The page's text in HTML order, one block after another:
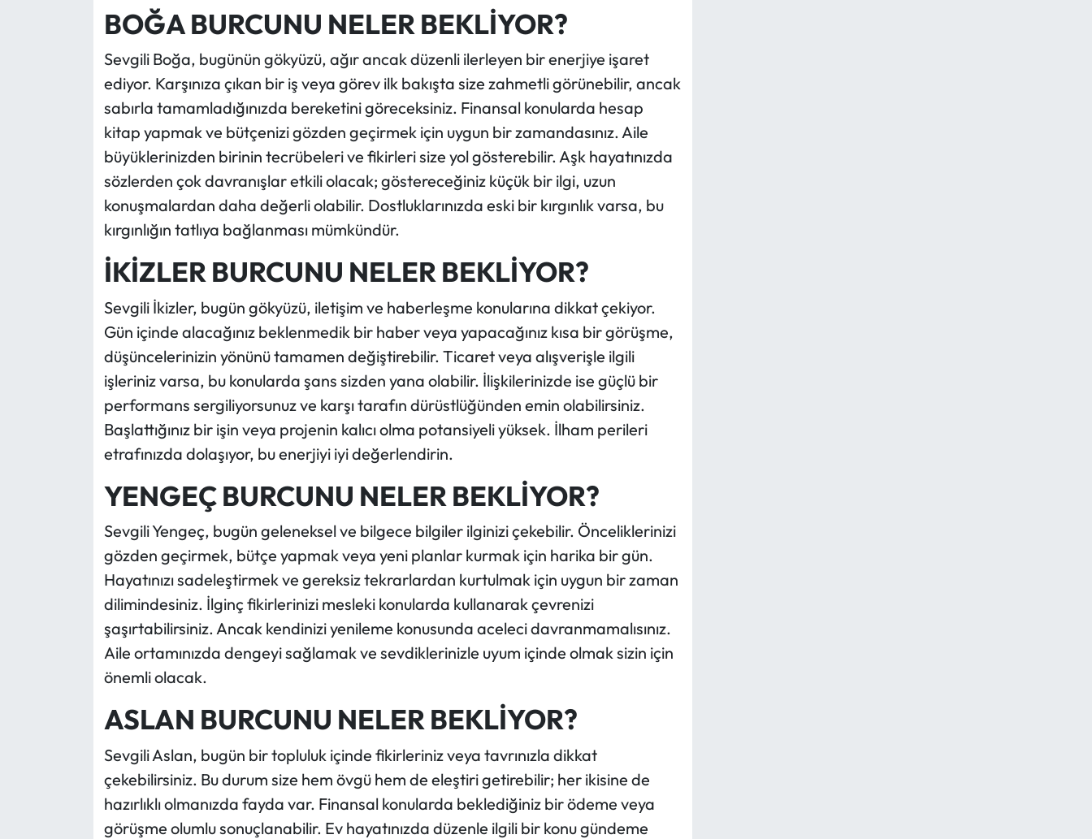
BOĞA BURCUNU NELER BEKLİYOR?
Sevgili Boğa, bugünün gökyüzü, ağır ancak düzenli ilerleyen bir enerjiye işaret
ediyor. Karşınıza çıkan bir iş veya görev ilk bakışta size zahmetli görünebilir, ancak
sabırla tamamladığınızda bereketini göreceksiniz. Finansal konularda hesap
kitap yapmak ve bütçenizi gözden geçirmek için uygun bir zamandasınız. Aile
büyüklerinizden birinin tecrübeleri ve fikirleri size yol gösterebilir. Aşk hayatınızda
sözlerden çok davranışlar etkili olacak; göstereceğiniz küçük bir ilgi, uzun
konuşmalardan daha değerli olabilir. Dostluklarınızda eski bir kırgınlık varsa, bu
kırgınlığın tatlıya bağlanması mümkündür.
İKİZLER BURCUNU NELER BEKLİYOR?
Sevgili İkizler, bugün gökyüzü, iletişim ve haberleşme konularına dikkat çekiyor.
Gün içinde alacağınız beklenmedik bir haber veya yapacağınız kısa bir görüşme,
düşüncelerinizin yönünü tamamen değiştirebilir. Ticaret veya alışverişle ilgili
işleriniz varsa, bu konularda şans sizden yana olabilir. İlişkilerinizde ise güçlü bir
performans sergiliyorsunuz ve karşı tarafın dürüstlüğünden emin olabilirsiniz.
Başlattığınız bir işin veya projenin kalıcı olma potansiyeli yüksek. İlham perileri
etrafınızda dolaşıyor, bu enerjiyi iyi değerlendirin.
YENGEÇ BURCUNU NELER BEKLİYOR?
Sevgili Yengeç, bugün geleneksel ve bilgece bilgiler ilginizi çekebilir. Önceliklerinizi
gözden geçirmek, bütçe yapmak veya yeni planlar kurmak için harika bir gün.
Hayatınızı sadeleştirmek ve gereksiz tekrarlardan kurtulmak için uygun bir zaman
dilimindesiniz. İlginç fikirlerinizi mesleki konularda kullanarak çevrenizi
şaşırtabilirsiniz. Ancak kendinizi yenileme konusunda aceleci davranmamalısınız.
Aile ortamınızda dengeyi sağlamak ve sevdiklerinizle uyum içinde olmak sizin için
önemli olacak.
ASLAN BURCUNU NELER BEKLİYOR?
Sevgili Aslan, bugün bir topluluk içinde fikirleriniz veya tavrınızla dikkat
çekebilirsiniz. Bu durum size hem övgü hem de eleştiri getirebilir; her ikisine de
hazırlıklı olmanızda fayda var. Finansal konularda beklediğiniz bir ödeme veya
görüşme olumlu sonuçlanabilir. Ev hayatınızda düzenle ilgili bir konu gündeme